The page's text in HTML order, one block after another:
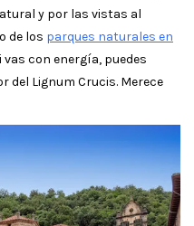
y por las vistas al
de los parques naturales en
vas con energía, puedes
del Lignum Crucis. Merece